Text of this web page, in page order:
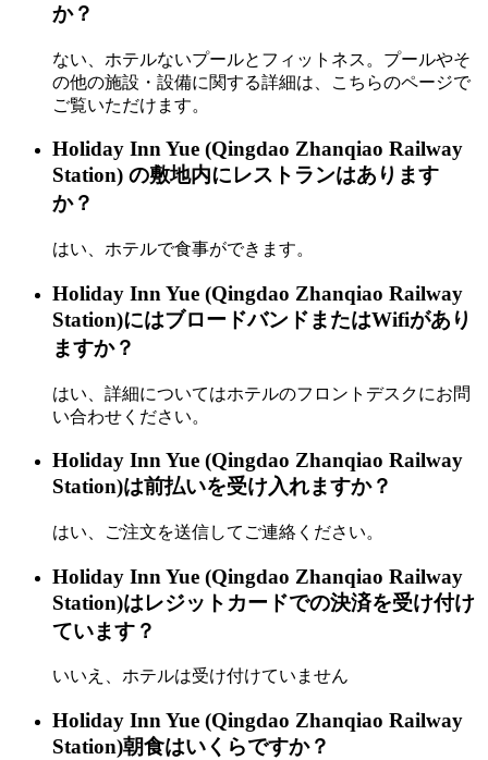
か？
ない、ホテルないプールとフィットネス。プールやそ
の他の施設・設備に関する詳細は、こちらのページで
ご覧いただけます。
Holiday Inn Yue (Qingdao Zhanqiao Railway
Station) の敷地内にレストランはあります
か？
はい、ホテルで食事ができます。
Holiday Inn Yue (Qingdao Zhanqiao Railway
Station)にはブロードバンドまたはWifiがあり
ますか？
はい、詳細についてはホテルのフロントデスクにお問
い合わせください。
Holiday Inn Yue (Qingdao Zhanqiao Railway
Station)は前払いを受け入れますか？
はい、ご注文を送信してご連絡ください。
Holiday Inn Yue (Qingdao Zhanqiao Railway
Station)はレジットカードでの決済を受け付け
ています？
いいえ、ホテルは受け付けていません
Holiday Inn Yue (Qingdao Zhanqiao Railway
Station)朝食はいくらですか？